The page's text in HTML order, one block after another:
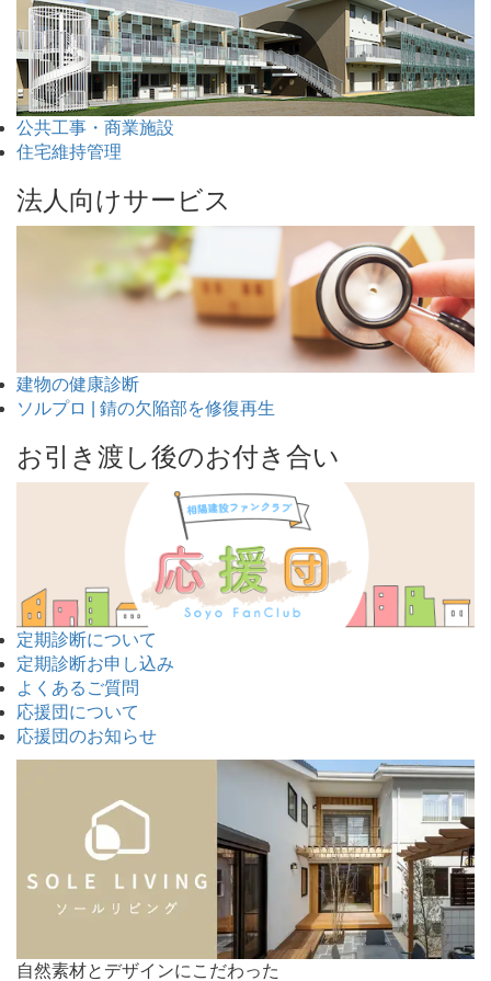
公共工事・商業施設
住宅維持管理
法人向けサービス
建物の健康診断
ソルプロ | 錆の欠陥部を修復再生
お引き渡し後のお付き合い
定期診断について
定期診断お申し込み
よくあるご質問
応援団について
応援団のお知らせ
自然素材とデザインにこだわった